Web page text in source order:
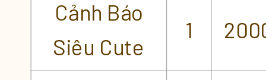
Cảnh Báo
Siêu Cute
1